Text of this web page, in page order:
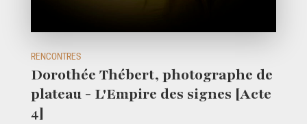
RENCONTRES
Dorothée Thébert, photographe de
plateau - L'Empire des signes [Acte
4]